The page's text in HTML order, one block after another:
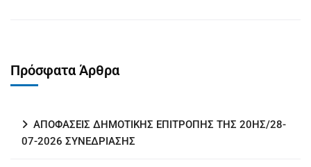
Πρόσφατα Άρθρα
ΑΠΟΦΑΣΕΙΣ ΔΗΜΟΤΙΚΗΣ ΕΠΙΤΡΟΠΗΣ ΤΗΣ 20ΗΣ/28-
07-2026 ΣΥΝΕΔΡΙΑΣΗΣ